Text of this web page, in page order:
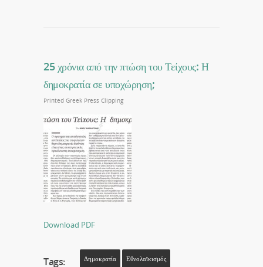
25 χρόνια από την πτώση του Τείχους: Η
δημοκρατία σε υποχώρηση;
Printed Greek Press Clipping
Download PDF
Tags: Δημοκρατία Εθνολαϊκισμός